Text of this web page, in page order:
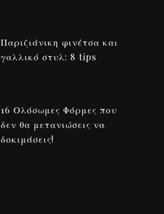
Παριζιάνικη φινέτσα και
γαλλικό στυλ: 8 tips
16 Ολόσωμες Φόρμες που
δεν θα μετανιώσεις να
δοκιμάσεις!